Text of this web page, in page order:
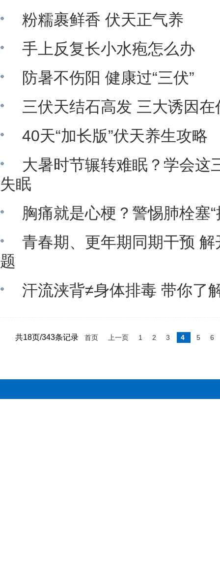
粉糯裹鲜香 伏天正气养
手上反复长小水疱怎么办
防暑不伤阳 健康过“三伏”
三伏天结石高发 三大诱因在
40天“加长版”伏天养生攻略
大暑时节辗转难眠？学会这
失眠
胸痛就是心梗？警惕肺栓塞“
青春期、更年期同期干预
题
汗流浃背≠身体排毒 带你了
共18页/343条记录 首页 上一页 1 2 3 4 5 6